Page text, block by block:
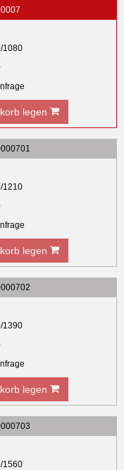
1080
legen
1210
legen
1390
legen
1560